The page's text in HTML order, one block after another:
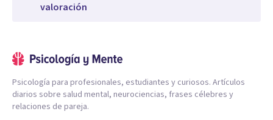
valoración
Psicología para profesionales, estudiantes y curiosos. Artículos
diarios sobre salud mental, neurociencias, frases célebres y
relaciones de pareja.